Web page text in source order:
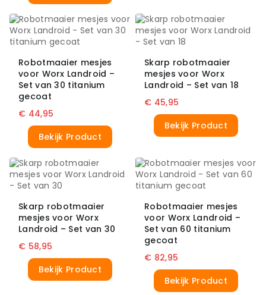
Robotmaaier mesjes
voor Worx Landroid –
Set van 30 titanium
gecoat
€ 44,95
Bekijk Product
Skarp robotmaaier
mesjes voor Worx
Landroid – Set van 18
€ 45,95
Bekijk Product
Skarp robotmaaier
mesjes voor Worx
Landroid – Set van 30
€ 58,95
Bekijk Product
Robotmaaier mesjes
voor Worx Landroid –
Set van 60 titanium
gecoat
€ 82,95
Bekijk Product